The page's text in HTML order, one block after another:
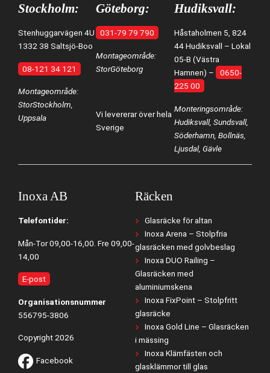
Stockholm:
Stenhuggarvägen 4U
1332 38 Saltsjö-Boo
08-121 34 121
Montageområde:
StorStockholm,
Uppsala
Göteborg:
031-79 79 790
Montageområde:
StorGöteborg
Vi levererar över hela
Sverige
Hudiksvall:
Håstaholmen 5, 824
44 Hudiksvall – Lokal
05-B (Västra
Hamnen) –
0650-
225 00
Monteringsområde:
Hudiksvall, Sundsvall,
Söderhamn, Bollnäs,
Ljusdal, Gävle
Inoxa AB
Telefontider:
Mån-Tor 09,00-16,00. Fre 09,00-
14,00
E-post
Organisationsnummer
556795-3806
Copyright 2026
Facebook
Räcken
Glasräcke för altan
Inoxa Arena – Stolpfria
glasräcken med golvbeslag
Inoxa DUO Railing –
Glasräcken med
aluminiumskena
Inoxa FixPoint – Stolpfritt
glasräcke
Inoxa Gold Line – Glasräcken
i mässing
Inoxa Klämfästen och
glasklämmor till glas